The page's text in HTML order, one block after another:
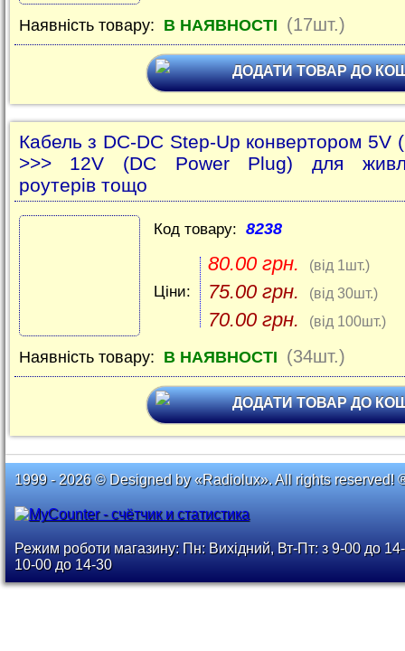
Наявність товару: В НАЯВНОСТІ (17шт.)
ДОДАТИ ТОВАР ДО
Кабель з DC-DC Step-Up конвертором 5V
>>> 12V (DC Power Plug) для
роутерів тощо
Код товару: 8238
Ціни:
80.00 грн. (від 1шт.)
75.00 грн. (від 30шт.)
70.00 грн. (від 100шт.)
Наявність товару: В НАЯВНОСТІ (34шт.)
ДОДАТИ ТОВАР ДО
1999 - 2026 © Designed by «Radiolux». All rights reserved!
Режим роботи магазину: Пн: Вихідний, Вт-Пт: з 9-00 до
10-00 до 14-30